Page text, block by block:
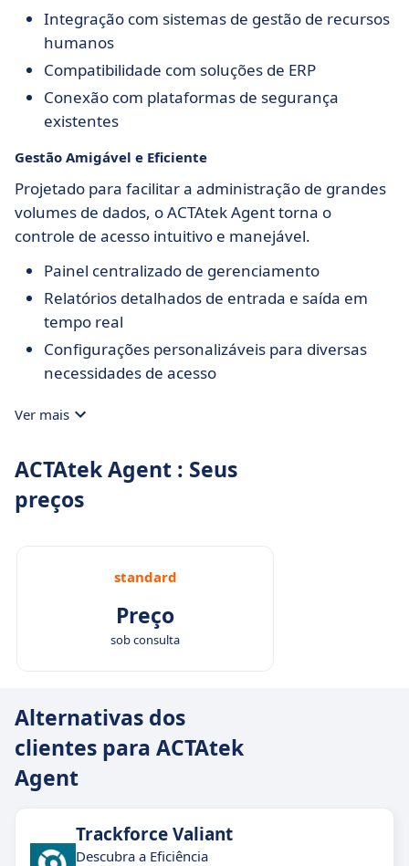
Integração com sistemas de gestão de recursos
humanos
Compatibilidade com soluções de ERP
Conexão com plataformas de segurança
existentes
Gestão Amigável e Eficiente
Projetado para facilitar a administração de grandes
volumes de dados, o ACTAtek Agent torna o
controle de acesso intuitivo e manejável.
Painel centralizado de gerenciamento
Relatórios detalhados de entrada e saída em
tempo real
Configurações personalizáveis para diversas
necessidades de acesso
Ver mais
ACTAtek Agent : Seus
preços
standard
Preço
sob consulta
Alternativas dos
clientes para ACTAtek
Agent
Trackforce Valiant
Descubra a Eficiência